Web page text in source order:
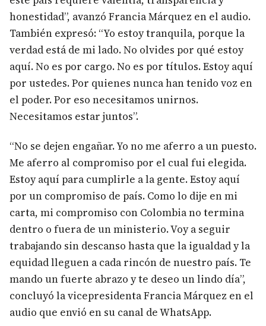
honestidad”, avanzó Francia Márquez en el audio.
También expresó: “Yo estoy tranquila, porque la
verdad está de mi lado. No olvides por qué estoy
aquí. No es por cargo. No es por títulos. Estoy aquí
por ustedes. Por quienes nunca han tenido voz en
el poder. Por eso necesitamos unirnos.
Necesitamos estar juntos”.
“No se dejen engañar. Yo no me aferro a un puesto.
Me aferro al compromiso por el cual fui elegida.
Estoy aquí para cumplirle a la gente. Estoy aquí
por un compromiso de país. Como lo dije en mi
carta, mi compromiso con Colombia no termina
dentro o fuera de un ministerio. Voy a seguir
trabajando sin descanso hasta que la igualdad y la
equidad lleguen a cada rincón de nuestro país. Te
mando un fuerte abrazo y te deseo un lindo día”,
concluyó la vicepresidenta Francia Márquez en el
audio que envió en su canal de WhatsApp.